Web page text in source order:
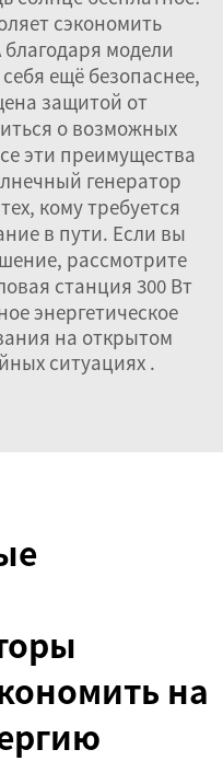
сэкономить
модели
ещё безопаснее,
защитой от
о возможных
эти преимущества
генератор
кому требуется
в пути. Если вы
рассмотрите
станция 300 Вт
энергетическое
на открытом
ситуациях .
на